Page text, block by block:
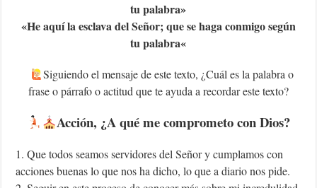
tu palabra»
«He aquí la esclava del Señor; que se haga conmigo según
tu palabra«
Siguiendo el mensaje de este texto, ¿Cuál es la palabra o
frase o párrafo o actitud que te ayuda a recordar este texto?
Acción, ¿A qué me comprometo con Dios?
1. Que todos seamos servidores del Señor y cumplamos con
acciones buenas lo que nos ha dicho, lo que a diario nos pide.